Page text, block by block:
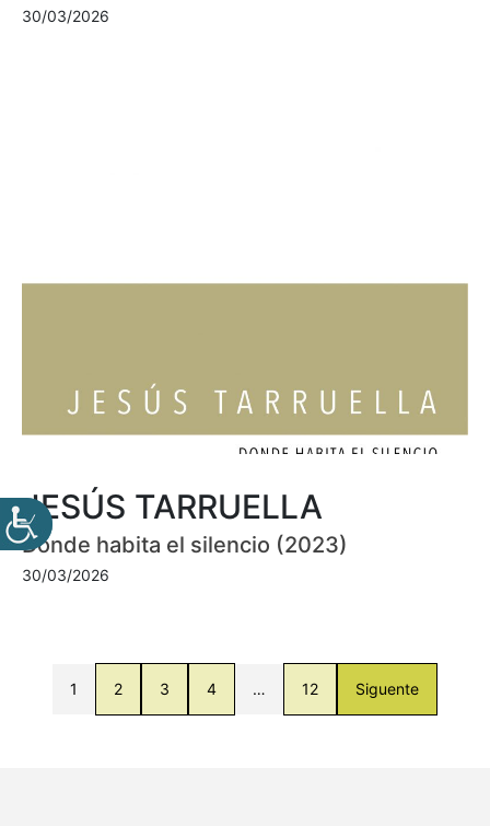
30/03/2026
JESÚS TARRUELLA
Donde habita el silencio (2023)
30/03/2026
1 2 3 4 … 12 Siguente